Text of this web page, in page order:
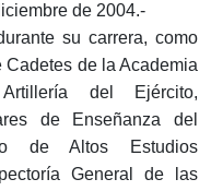
de 2004.-
su carrera, como
Cadetes de la Academia
del Ejército,
de Enseñanza del
de Altos Estudios
General de las